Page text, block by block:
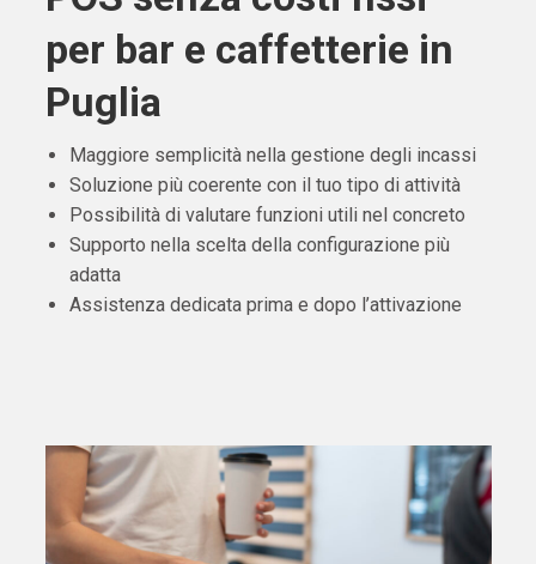
per bar e caffetterie in
Puglia
Maggiore semplicità nella gestione degli incassi
Soluzione più coerente con il tuo tipo di attività
Possibilità di valutare funzioni utili nel concreto
Supporto nella scelta della configurazione più
adatta
Assistenza dedicata prima e dopo l’attivazione